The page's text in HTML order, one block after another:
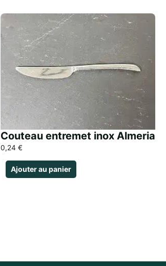
Couteau entremet inox Almeria
0,24 €
Ajouter au panier